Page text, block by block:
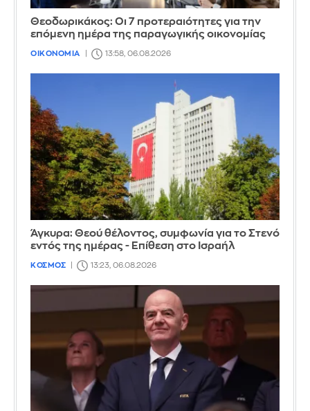
Θεοδωρικάκος: Οι 7 προτεραιότητες για την
επόμενη ημέρα της παραγωγικής οικονομίας
ΟΙΚΟΝΟΜΙΑ 13:58, 06.08.2026
Άγκυρα: Θεού θέλοντος, συμφωνία για το Στενό
εντός της ημέρας - Επίθεση στο Ισραήλ
ΚΟΣΜΟΣ 13:23, 06.08.2026